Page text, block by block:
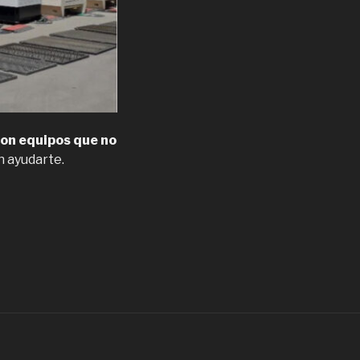
equipos que no
ayudarte.